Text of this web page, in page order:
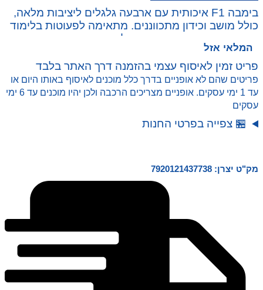
המקורי
היה:
₪ 279.00.
הנוכחי
הוא:
₪ 249.00.
בימבה F1 איכותית עם ארבעה גלגלים ליציבות מלאה,
כולל מושב וכידון מתכווננים. מתאימה לפעוטות בלימוד
רכיבה ובפיתוח מוטוריקה בשלב מוקדם.
המלאי אזל
פריט זמין לאיסוף עצמי בהזמנה דרך האתר בלבד
פריטים שהם לא אופניים בדרך כלל מוכנים לאיסוף באותו היום או
עד 1 ימי עסקים. אופניים מצריכים הרכבה ולכן יהיו מוכנים עד 6 ימי
עסקים
🏪 צפייה בפרטי החנות
מק"ט יצרן: 7920121437738